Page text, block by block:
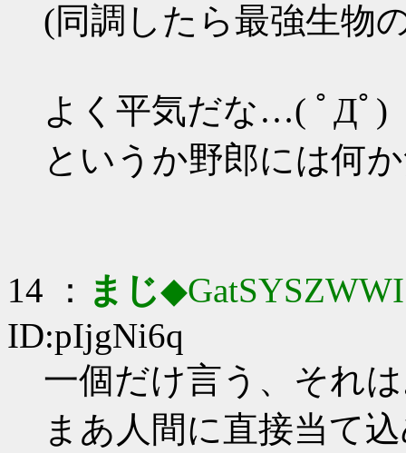
(同調したら最強生物
よく平気だな…( ﾟДﾟ)
というか野郎には何
14 ： まじ◆GatSYSZWWI
ID:pIjgNi6q
一個だけ言う、それ
まあ人間に直接当て